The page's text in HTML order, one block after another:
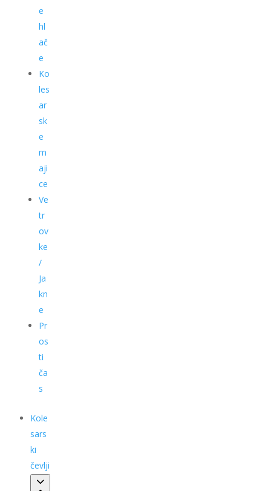
e
hl
ač
e
Ko
les
ar
sk
e
m
aji
ce
Ve
tr
ov
ke
/
Ja
kn
e
Pr
os
ti
ča
s
Kole
sars
ki
čevlji